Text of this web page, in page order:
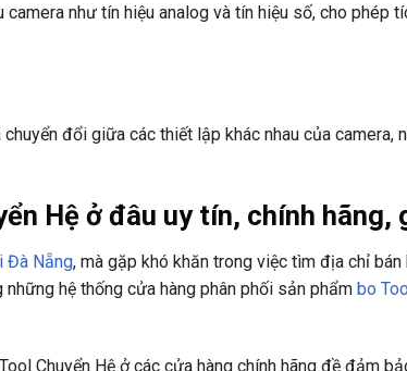
như tín hiệu analog và tín hiệu số, cho phép
đổi giữa các thiết lập khác nhau của camera,
Hệ ở đâu uy tín, chính hãng,
Đà Nẵng, mà gặp khó khăn trong việc tìm địa chỉ
hệ thống cửa hàng phân phối sản phẩm bo
Chuyển Hệ ở các cửa hàng chính hãng đề đảm